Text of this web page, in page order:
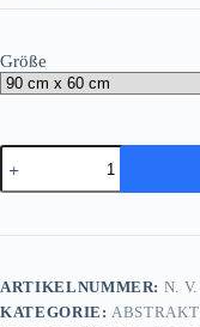
Größe
Meerlandschaft,
Expressionismus
Komposition,
wie
ARTIKELNUMMER: N. V.
KATEGORIE:ABSTRAKT